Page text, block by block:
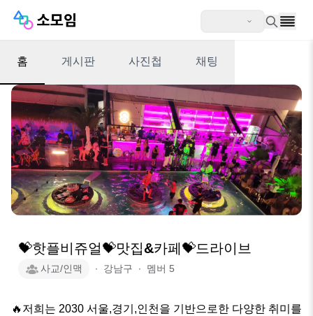
홈 게시판 사진첩 채팅
💝핫플비쥬얼💝맛집&카페💝드라이브
사교/인맥 ∙ 강남구 ∙ 멤버 5
🔥저희는 2030 서울,경기,인천을 기반으로한 다양한 취미를